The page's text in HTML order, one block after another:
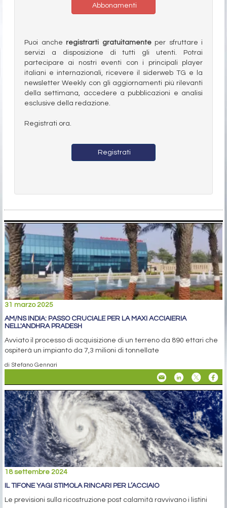
Abbonamenti
Puoi anche registrarti gratuitamenteper sfruttare i
servizi a disposizione di tutti gli utenti. Potrai
partecipare ai nostri eventi con i principali player
italiani e internazionali, ricevere il siderweb TG e la
newsletter Weekly con gli aggiornamenti più rilevanti
della settimana, accedere a pubblicazioni e analisi
esclusive della redazione.
Registrati ora.
Registrati
31 marzo 2025
AM/NS INDIA: PASSO CRUCIALE PER LA MAXI ACCIAIERIA
NELL'ANDHRA PRADESH
Avviato il processo di acquisizione di un terreno da 890 ettari che
ospiterà un impianto da 7,3 milioni di tonnellate
di Stefano Gennari
18 settembre 2024
IL TIFONE YAGI STIMOLA RINCARI PER L’ACCIAIO
Le previsioni sulla ricostruzione post calamità ravvivano i listini